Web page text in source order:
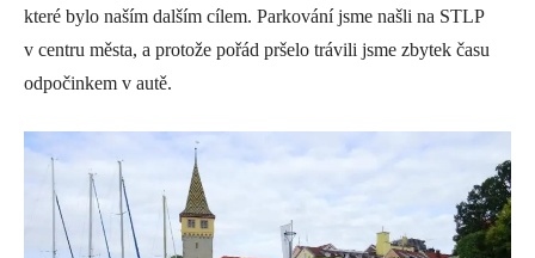
které bylo naším dalším cílem. Parkování jsme našli na STLP
v centru města, a protože pořád pršelo trávili jsme zbytek času
odpočinkem v autě.